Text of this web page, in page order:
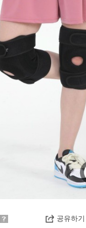
공유하기